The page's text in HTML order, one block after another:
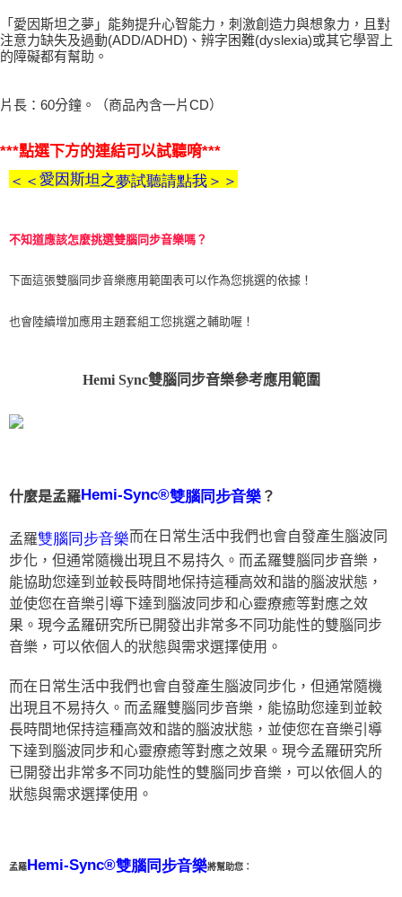
每筆NT$80，滿NT$3,000(含以上)免運費
郵局幫你送（離島）
免運費
「愛因斯坦之夢」能夠提升心智能力，刺激創造力與想象力，且對
注意力缺失及過動(ADD/ADHD)、辨字困難(dyslexia)或其它學習上
的障礙都有幫助。
片長：60分鐘。（商品內含一片CD）
***點選下方的連結可以試聽唷***
＜＜ 愛因斯坦之夢試聽請點我＞＞
不知道應該怎麼挑選雙腦同步音樂嗎？
下面這張雙腦同步音樂應用範圍表可以作為您挑選的依據！
也會陸續增加應用主題套組工您挑選之輔助喔！
Hemi Sync雙腦同步音樂參考應用範圍
什麼是孟羅Hemi-Sync®雙腦同步音樂 ？
孟羅雙腦同步音樂而在日常生活中我們也會自發產生腦波同
步化，但通常隨機出現且不易持久。而孟羅雙腦同步音樂，
能協助您達到並較長時間地保持這種高效和諧的腦波狀態，
並使您在音樂引導下達到腦波同步和心靈療癒等對應之效
果。現今孟羅研究所已開發出非常多不同功能性的雙腦同步
音樂，可以依個人的狀態與需求選擇使用。
而在日常生活中我們也會自發產生腦波同步化，但通常隨機
出現且不易持久。而孟羅雙腦同步音樂，能協助您達到並較
長時間地保持這種高效和諧的腦波狀態，並使您在音樂引導
下達到腦波同步和心靈療癒等對應之效果。現今孟羅研究所
已開發出非常多不同功能性的雙腦同步音樂，可以依個人的
狀態與需求選擇使用。
孟羅Hemi-Sync®雙腦同步音樂將幫助您：